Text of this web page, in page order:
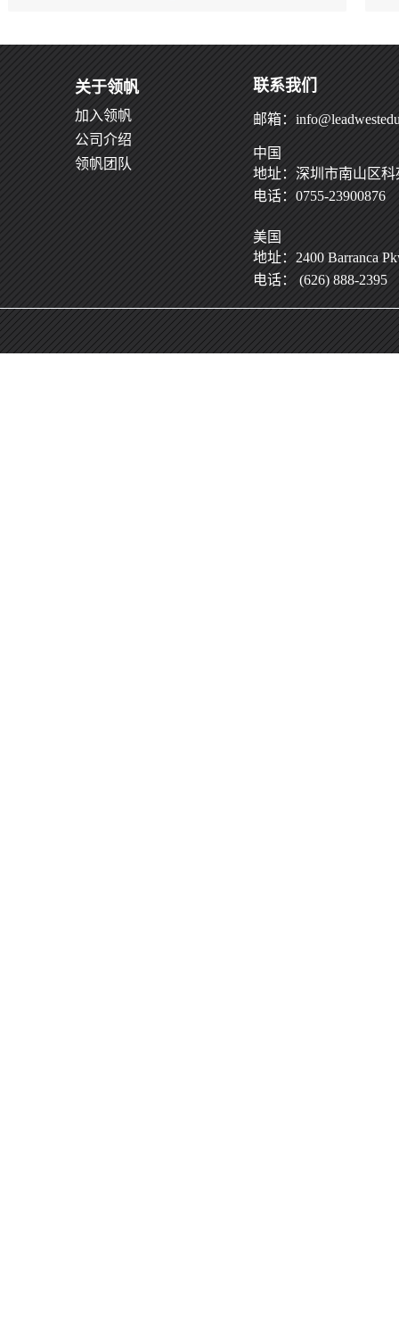
西雅图中央社区学院
[了解更多]
关于领帆
加入领帆
公司介绍
领帆团队
联系我们
邮箱：
中国
地址：深圳市南山区科
电话：0755-23900876
美国
地址：2400 Barranca
电话： (626) 888-2395